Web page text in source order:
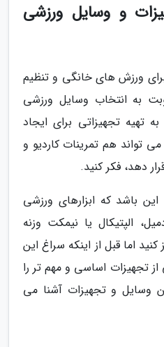
و وسایل ورزشی
ورزش های خانگی و تنظیم
به انتخاب وسایل ورزشی
تهیه تجهیزاتی برای ایجاد
تواند هم تمرینات کاردیو و
دهد، فکر کنید.
باشد که ابزارهای ورزشی
الپتیکال یا نیمکت وزنه
اما قبل از اینکه سراغ این
از تجهیزات اساسی و مهم تر را
وسایل و تجهیزات آشنا می